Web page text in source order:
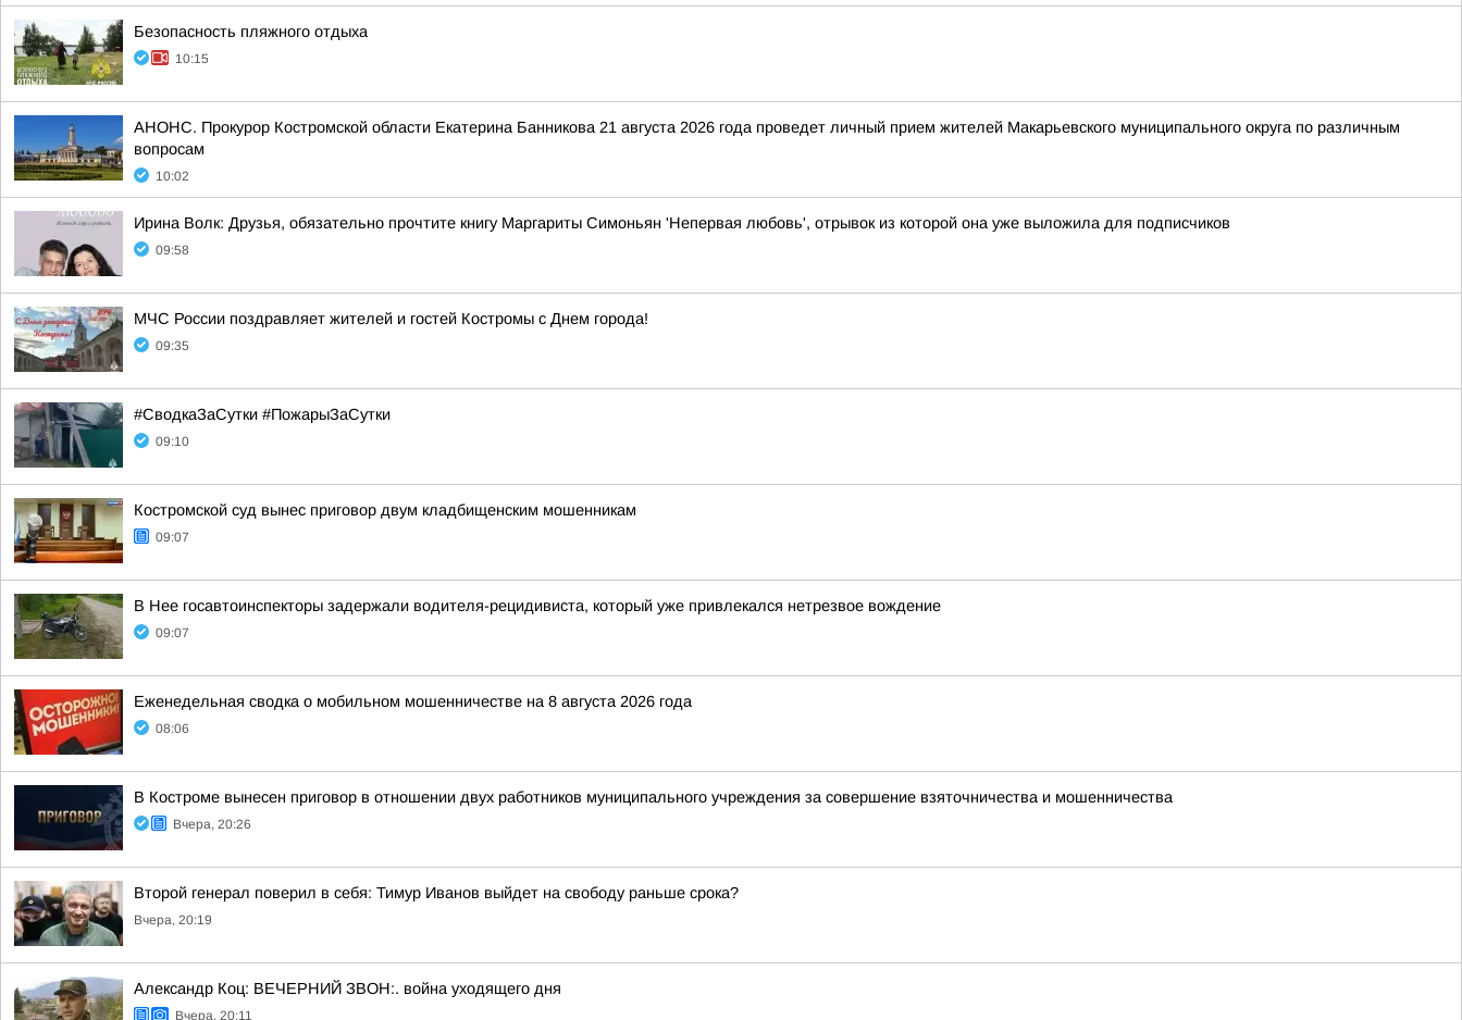
Безопасность пляжного отдыха
10:15
АНОНС. Прокурор Костромской области Екатерина Банникова 21 августа 2026 года проведет личный прием жителей Макарьевского муниципального округа по различным
вопросам
10:02
Ирина Волк: Друзья, обязательно прочтите книгу Маргариты Симоньян 'Непервая любовь', отрывок из которой она уже выложила для подписчиков
09:58
МЧС России поздравляет жителей и гостей Костромы с Днем города!
09:35
#СводкаЗаСутки #ПожарыЗаСутки
09:10
Костромской суд вынес приговор двум кладбищенским мошенникам
09:07
В Нее госавтоинспекторы задержали водителя-рецидивиста, который уже привлекался нетрезвое вождение
09:07
Еженедельная сводка о мобильном мошенничестве на 8 августа 2026 года
08:06
В Костроме вынесен приговор в отношении двух работников муниципального учреждения за совершение взяточничества и мошенничества
Вчера, 20:26
Второй генерал поверил в себя: Тимур Иванов выйдет на свободу раньше срока?
Вчера, 20:19
Александр Коц: ВЕЧЕРНИЙ ЗВОН:. война уходящего дня
Вчера, 20:11